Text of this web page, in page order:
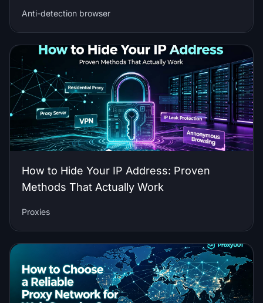
Anti-detection browser
How to Hide Your IP Address: Proven
Methods That Actually Work
Proxies